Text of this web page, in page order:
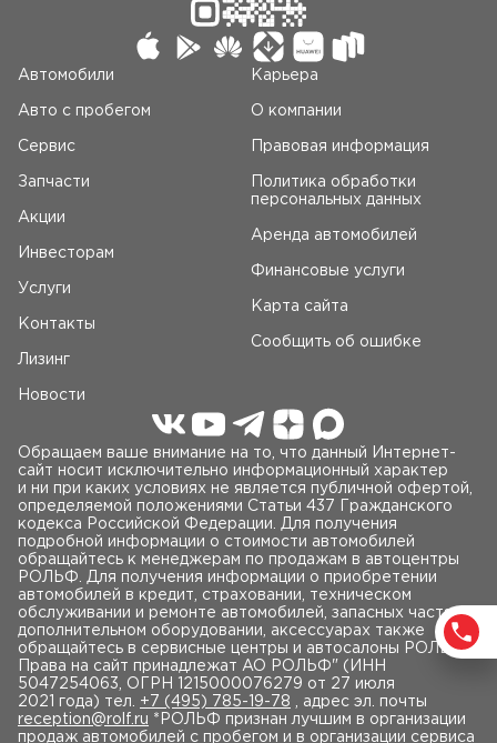
Автомобили
Авто c пробегом
Сервис
Запчасти
Акции
Инвесторам
Услуги
Контакты
Лизинг
Новости
Карьера
О компании
Правовая информация
Политика обработки
персональных данных
Аренда автомобилей
Финансовые услуги
Карта сайта
Сообщить об ошибке
Обращаем ваше внимание на то, что данный Интернет-
сайт носит исключительно информационный характер
и ни при каких условиях не является публичной офертой,
определяемой положениями Статьи 437 Гражданского
кодекса Российской Федерации. Для получения
подробной информации о стоимости автомобилей
обращайтесь к менеджерам по продажам в автоцентры
РОЛЬФ. Для получения информации о приобретении
автомобилей в кредит, страховании, техническом
обслуживании и ремонте автомобилей, запасных частях,
дополнительном оборудовании, аксессуарах также
обращайтесь в сервисные центры и автосалоны РОЛЬФ.
Права на сайт принадлежат AO РОЛЬФ" (ИНН
5047254063, ОГРН 1215000076279 от 27 июля
2021 года) тел. +7 (495) 785-19-78 , адрес эл. почты
reception@rolf.ru *РОЛЬФ признан лучшим в организации
продаж автомобилей с пробегом и в организации сервиса